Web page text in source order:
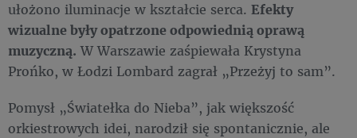
ułożono iluminacje w kształcie serca. Efekty
wizualne były opatrzone odpowiednią oprawą
muzyczną. W Warszawie zaśpiewała Krystyna
Prońko, w Łodzi Lombard zagrał „Przeżyj to sam”.
Pomysł „Światełka do Nieba”, jak większość
orkiestrowych idei, narodził się spontanicznie, ale